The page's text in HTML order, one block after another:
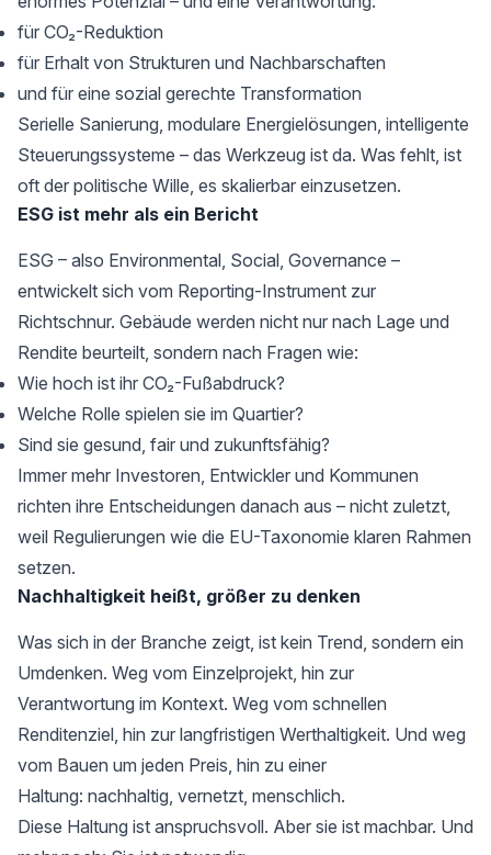
für CO₂-Reduktion
für Erhalt von Strukturen und Nachbarschaften
und für eine sozial gerechte Transformation
Serielle Sanierung, modulare Energielösungen, intelligente
Steuerungssysteme – das Werkzeug ist da. Was fehlt, ist
oft der politische Wille, es skalierbar einzusetzen.
ESG ist mehr als ein Bericht
ESG – also Environmental, Social, Governance –
entwickelt sich vom Reporting-Instrument zur
Richtschnur. Gebäude werden nicht nur nach Lage und
Rendite beurteilt, sondern nach Fragen wie:
Wie hoch ist ihr CO₂-Fußabdruck?
Welche Rolle spielen sie im Quartier?
Sind sie gesund, fair und zukunftsfähig?
Immer mehr Investoren, Entwickler und Kommunen
richten ihre Entscheidungen danach aus – nicht zuletzt,
weil Regulierungen wie die EU-Taxonomie klaren Rahmen
setzen.
Nachhaltigkeit heißt, größer zu denken
Was sich in der Branche zeigt, ist kein Trend, sondern ein
Umdenken. Weg vom Einzelprojekt, hin zur
Verantwortung im Kontext. Weg vom schnellen
Renditenziel, hin zur langfristigen Werthaltigkeit. Und weg
vom Bauen um jeden Preis, hin zu einer
Haltung: nachhaltig, vernetzt, menschlich.
Diese Haltung ist anspruchsvoll. Aber sie ist machbar. Und